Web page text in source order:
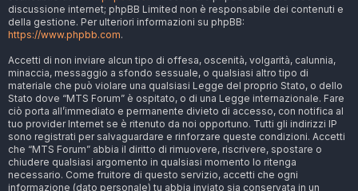
discussione internet; phpBB Limited non è responsabile dei contenuti e
della gestione. Per ulteriori informazioni su phpBB:
https://www.phpbb.com.
Accetti di non inviare alcun tipo di offesa, oscenità, volgarità, calunnia,
minaccia, messaggio a sfondo sessuale, o qualsiasi altro tipo di
materiale che può violare una qualsiasi Legge del proprio Stato, o dello
Stato dove “MTS Forum” è ospitato, o di una Legge internazionale. Fare
ciò porta all’immediato e permanente divieto di accesso, con notifica al
tuo provider Internet se è ritenuto da noi opportuno. Tutti gli indirizzi IP
sono registrati per salvaguardare e rinforzare queste condizioni. Accetti
che “MTS Forum” abbia il diritto di rimuovere, riscrivere, spostare o
chiudere qualsiasi argomento in qualsiasi momento lo ritenga
necessario. Come fruitore di questo servizio, accetti che ogni
informazione (dato personale) tu abbia inviato sia conservata in un